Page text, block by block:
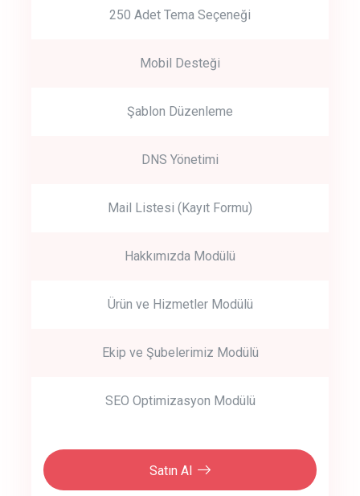
250 Adet Tema Seçeneği
Mobil Desteği
Şablon Düzenleme
DNS Yönetimi
Mail Listesi (Kayıt Formu)
Hakkımızda Modülü
Ürün ve Hizmetler Modülü
Ekip ve Şubelerimiz Modülü
SEO Optimizasyon Modülü
Satın Al